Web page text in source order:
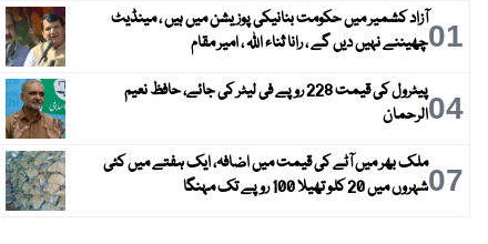
01آزاد کشمیر میں حکومت بنانیکی پوزیشن میں ہیں ، مینڈیٹ
چھیننے نہیں دیں گے ، رانا ثناء اللہ ، امیر مقام
04
پیٹرول کی قیمت 228 روپے فی لیٹر کی جائے، حافظ نعیم
الرحمان
07ملک بھر میں آٹے کی قیمت میں اضافہ، ایک ہفتے میں کئی
شہروں میں 20 کلو تھیلا 100 روپے تک مہنگا